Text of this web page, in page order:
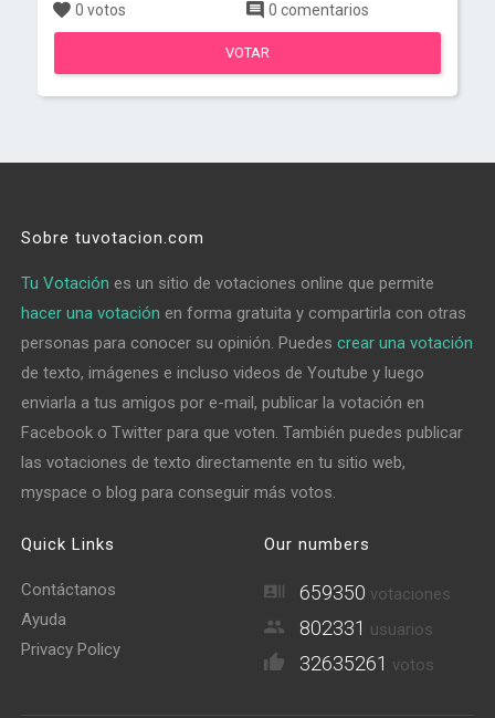
0 votos 0 comentarios
VOTAR
Sobre tuvotacion.com
Tu Votación es un sitio de votaciones online que permite
hacer una votación en forma gratuita y compartirla con otras
personas para conocer su opinión. Puedescrear una votación
de texto, imágenes e incluso videos de Youtube y luego
enviarla a tus amigos por e-mail, publicar la votación en
Facebook o Twitter para que voten. También puedes publicar
las votaciones de texto directamente en tu sitio web,
myspace o blog para conseguir más votos.
Quick Links
Contáctanos
Ayuda
Privacy Policy
Our numbers
659350 votaciones
802331 usuarios
32635261 votos